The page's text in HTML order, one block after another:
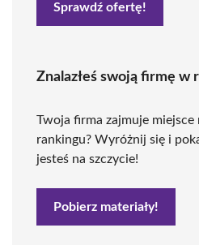
Sprawdź ofertę!
Znalazłeś swoją firmę w
Twoja firma zajmuje
rankingu? Wyróżnij się i
jesteś na szczycie!
Pobierz materiały!